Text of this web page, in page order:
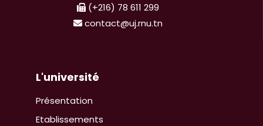
(+216) 78 611 299
contact@uj.rnu.tn
L'université
Présentation
Etablissements